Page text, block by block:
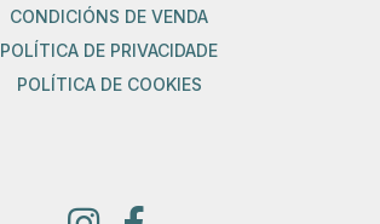
CONDICIÓNS DE VENDA
POLÍTICA DE PRIVACIDADE
POLÍTICA DE COOKIES